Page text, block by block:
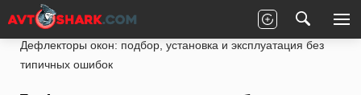
Главная Статьи
Новости партнеров
Дефлекторы окон: подбор, установка и эксплуатация без
типичных ошибок